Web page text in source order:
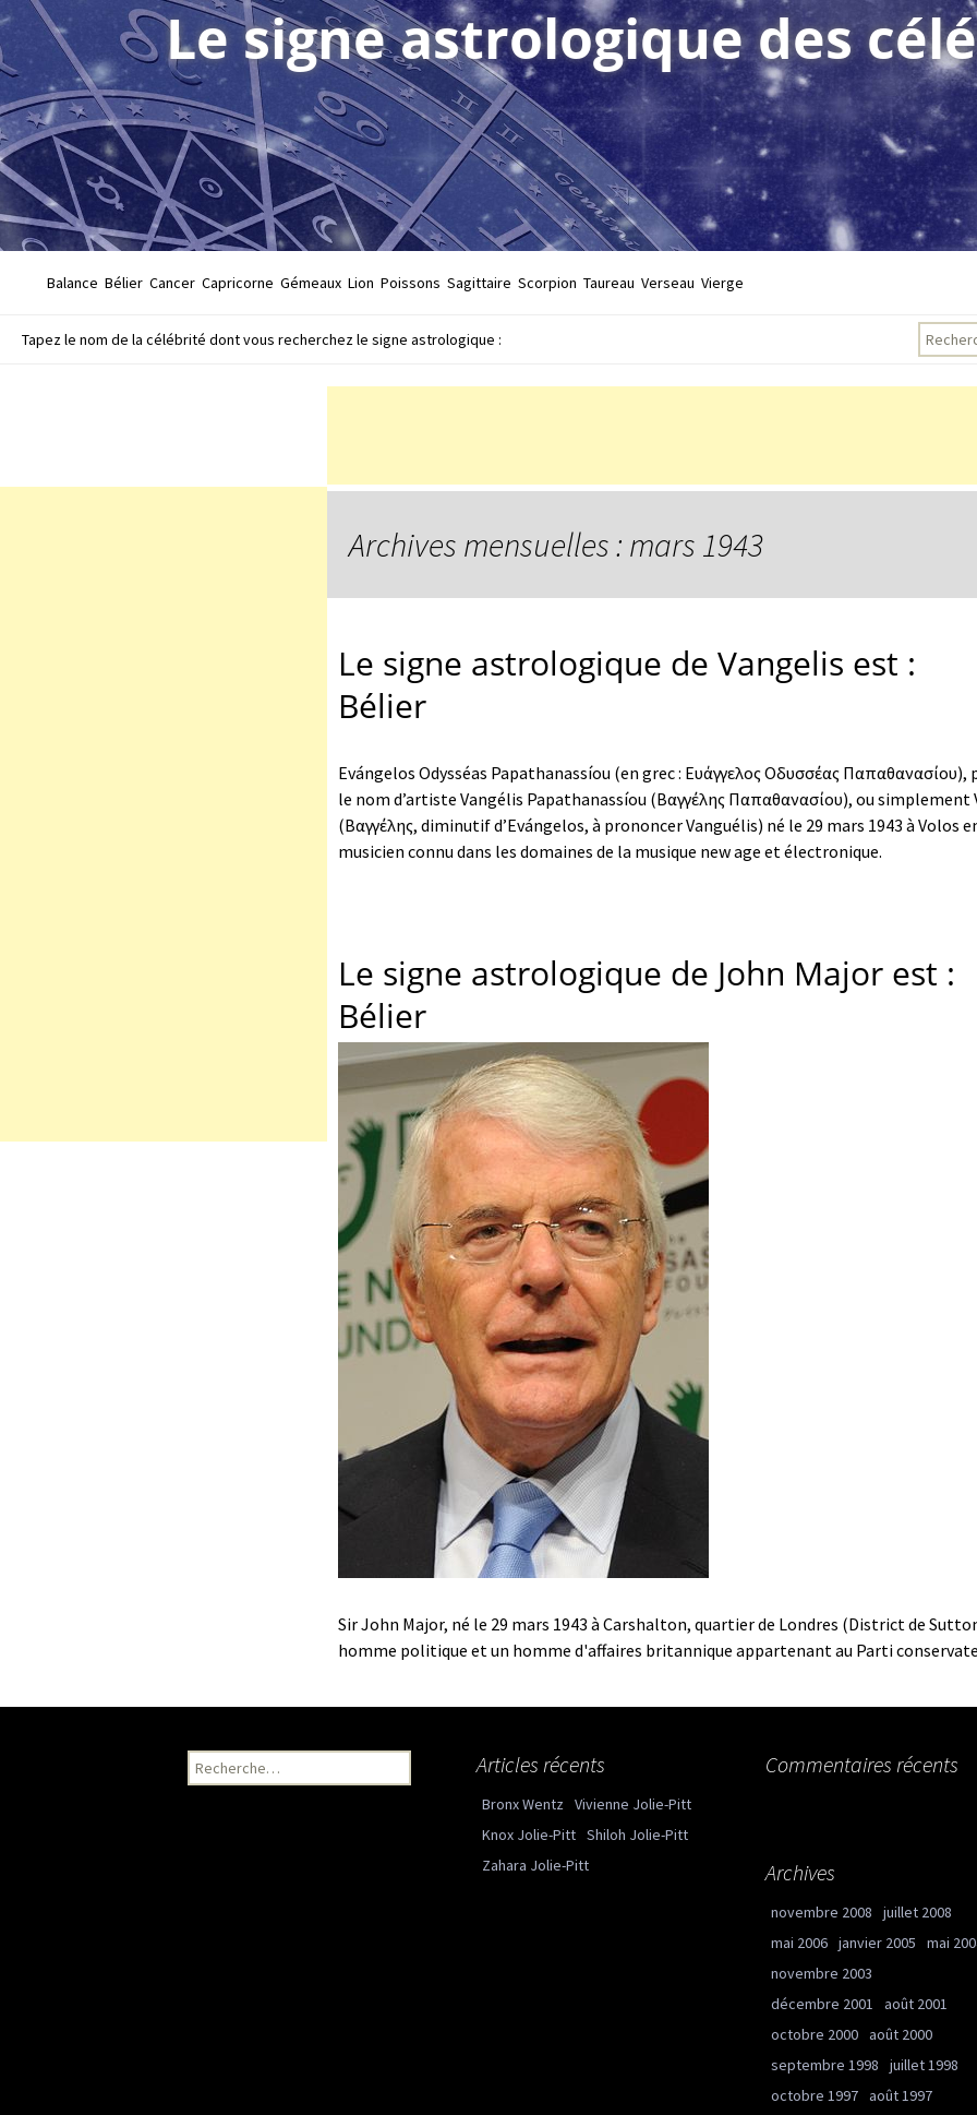
Le signe astrologique des
Balance Bélier Cancer Capricorne Gémeaux Lion Poissons Sagittaire Scorpion Taureau Verseau Vierge
Tapez le nom de la célébrité dont vous recherchez le signe astrologique :
Archives mensuelles : mars 1943
Le signe astrologique de Vangelis est :
Bélier
Evángelos Odysséas Papathanassíou (en grec : Ευάγγελος Οδυσσέας Παπαθανασίου),
le nom d’artiste Vangélis Papathanassíou (Βαγγέλης Παπαθανασίου), ou simplement
(Βαγγέλης, diminutif d’Evángelos, à prononcer Vanguélis) né le 29 mars 1943 à Volos
musicien connu dans les domaines de la musique new age et électronique.
Le signe astrologique de John Major est :
Bélier
Sir John Major, né le 29 mars 1943 à Carshalton, quartier de Londres (District de
homme politique et un homme d'affaires britannique appartenant au Parti
Recherche pour : Articles récents
Bronx Wentz Vivienne Jolie-Pitt
Knox Jolie-Pitt Shiloh Jolie-Pitt
Zahara Jolie-Pitt
Commentaires récents
Archives
novembre 2008
juillet 2008
mai 2006 janvier 2005
mai
novembre 2003
décembre 2001
août 2001
octobre 2000 août 2000
septembre 1998
juillet 1998
octobre 1997 août 1997